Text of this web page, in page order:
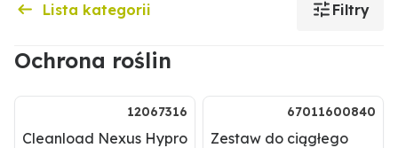
Lista kategorii Filtry
Ochrona roślin
12067316
Cleanload Nexus Hypro
67011600840
Zestaw do ciągłego